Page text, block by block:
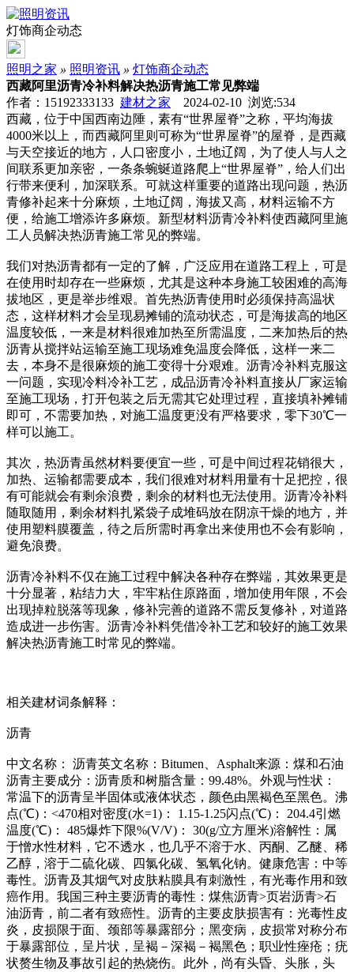
灯饰商企动态
照明之家 » 照明资讯 » 灯饰商企动态
西藏阿里沥青冷补料解决热沥青施工常见弊端
作者：15192333133 建材之家 2024-02-10 浏览:534
西藏，位于中国西南边陲，素有“世界屋脊”之称，平均海拔
4000米以上，而西藏阿里则可称为“世界屋脊”的屋脊，是西藏
与天空接近的地方，人口密度小，土地辽阔，为了使人与人之
间联系更加亲密，一条条蜿蜒道路爬上“世界屋脊”，给人们出
行带来便利，加深联系。可就这样重要的道路出现问题，热沥
青修补起来十分麻烦，土地辽阔，海拔又高，材料运输不方
便，给施工增添许多麻烦。新型材料沥青冷补料使西藏阿里施
工人员解决热沥青施工常见的弊端。
我们对热沥青都有一定的了解，广泛应用在道路工程上，可是
在使用时却存在一些麻烦，尤其是这种本身施工较困难的高海
拔地区，更是举步维艰。首先热沥青使用时必须保持高温状
态，这样材料才会呈现易摊铺的流动状态，可是海拔高的地区
温度较低，一来是材料很难加热至所需温度，二来加热后的热
沥青从搅拌站运输至施工现场难免温度会降低，这样一来二
去，本身不是很麻烦的施工变得十分艰难。沥青冷补料克服这
一问题，实现冷料冷补工艺，成品沥青冷补料直接从厂家运输
至施工现场，打开包装之后无需其它处理过程，直接填补摊铺
即可，不需要加热，对施工温度更没有严格要求，零下30℃一
样可以施工。
其次，热沥青虽然材料要便宜一些，可是中间过程花销很大，
加热、运输都需要成本，我们很难对材料用量有十足把控，很
有可能就会有剩余浪费，剩余的材料也无法使用。沥青冷补料
随取随用，剩余材料扎紧袋子成堆码放在阴凉干燥的地方，并
使用塑料膜覆盖，待之后所需时再拿出来使用也不会有影响，
避免浪费。
沥青冷补料不仅在施工过程中解决各种存在弊端，其效果更是
十分显著，粘结力大，牢牢粘住原路面，增加使用年限，不会
出现掉粒脱落等现象，修补完善的道路不需反复修补，对道路
造成进一步伤害。沥青冷补料凭借冷补工艺和较好的施工效果
解决热沥青施工时常见的弊端。
相关建材词条解释：
沥青
中文名称： 沥青英文名称：Bitumen、Asphalt来源：煤和石油
沥青主要成分：沥青质和树脂含量：99.48%。外观与性状：
常温下的沥青呈半固体或液体状态，颜色由黑褐色至黑色。沸
点(℃)：<470相对密度(水=1)： 1.15-1.25闪点(℃)： 204.4引燃
温度(℃)： 485爆炸下限%(V/V)： 30(g/立方厘米)溶解性：属
于憎水性材料，它不透水，也几乎不溶于水、丙酮、乙醚、稀
乙醇，溶于二硫化碳、四氯化碳、氢氧化钠。健康危害：中等
毒性。沥青及其烟气对皮肤粘膜具有刺激性，有光毒作用和致
癌作用。我国三种主要沥青的毒性：煤焦沥青>页岩沥青>石
油沥青，前二者有致癌性。沥青的主要皮肤损害有：光毒性皮
炎，皮损限于面、颈部等暴露部分；黑变病，皮损常对称分布
于暴露部位，呈片状，呈褐－深褐－褐黑色；职业性痤疮；疣
状赘生物及事故引起的热烧伤。此外，尚有头昏、头胀，头